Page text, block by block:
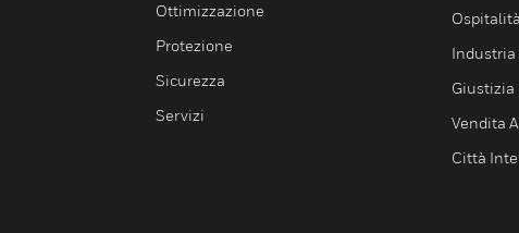
Ottimizzazione
Protezione
Sicurezza
Servizi
Ospitalità
Industria
Giustizia
Vendita
Città